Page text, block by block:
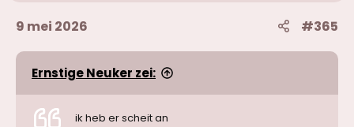
9 mei 2026 #365
Ernstige Neuker zei:
ik heb er scheit an